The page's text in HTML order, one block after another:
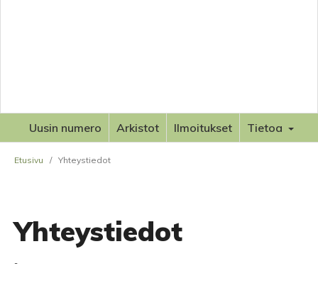
Uusin numero Arkistot Ilmoitukset Tietoa
Etusivu / Yhteystiedot
Yhteystiedot
-